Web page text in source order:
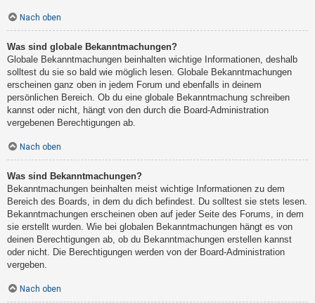
Nach oben
Was sind globale Bekanntmachungen?
Globale Bekanntmachungen beinhalten wichtige Informationen, deshalb
solltest du sie so bald wie möglich lesen. Globale Bekanntmachungen
erscheinen ganz oben in jedem Forum und ebenfalls in deinem
persönlichen Bereich. Ob du eine globale Bekanntmachung schreiben
kannst oder nicht, hängt von den durch die Board-Administration
vergebenen Berechtigungen ab.
Nach oben
Was sind Bekanntmachungen?
Bekanntmachungen beinhalten meist wichtige Informationen zu dem
Bereich des Boards, in dem du dich befindest. Du solltest sie stets lesen.
Bekanntmachungen erscheinen oben auf jeder Seite des Forums, in dem
sie erstellt wurden. Wie bei globalen Bekanntmachungen hängt es von
deinen Berechtigungen ab, ob du Bekanntmachungen erstellen kannst
oder nicht. Die Berechtigungen werden von der Board-Administration
vergeben.
Nach oben